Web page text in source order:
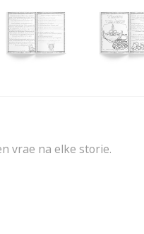
vrae na elke storie.